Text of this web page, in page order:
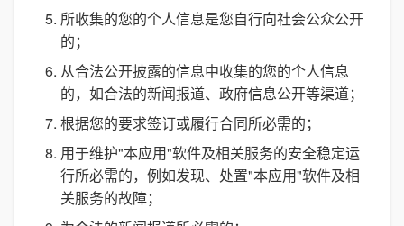
所收集的您的个人信息是您自行向社会公众公开
的；
从合法公开披露的信息中收集的您的个人信息
的，如合法的新闻报道、政府信息公开等渠道；
根据您的要求签订或履行合同所必需的；
用于维护"本应用"软件及相关服务的安全稳定运
行所必需的，例如发现、处置"本应用"软件及相
关服务的故障；